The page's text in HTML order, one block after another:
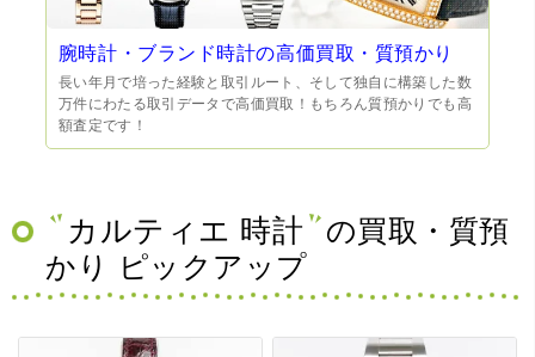
腕時計・ブランド時計の高価買取・質預かり
長い年月で培った経験と取引ルート、そして独自に構築した数
万件にわたる取引データで高価買取！もちろん質預かりでも高
額査定です！
カルティエ 時計
の買取・質預
かり ピックアップ